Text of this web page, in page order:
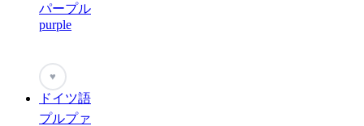
パープル
purple
♥
ドイツ語
プルプァ